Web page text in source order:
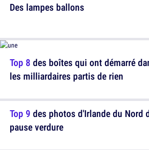
Des lampes ballons
Top 9 des photos d'Irlande du Nord
pause verdure
Top 8 des boîtes qui ont démarré
les milliardaires partis de rien